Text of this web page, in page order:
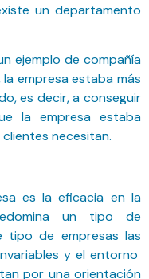
un departamento
ejemplo de compañía
empresa estaba más
es decir, a conseguir
la empresa estaba
necesitan.
es la eficacia en la
un tipo de
tipo de empresas las
y el entorno
por una orientación